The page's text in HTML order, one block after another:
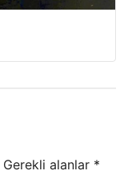
Gerekli alanlar *